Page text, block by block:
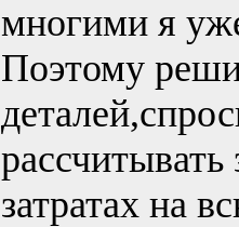
многими я
Поэтому
затратах на